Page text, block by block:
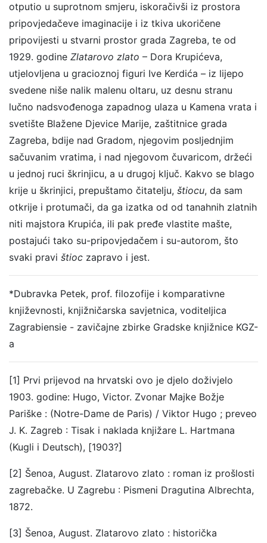
otputio u suprotnom smjeru, iskoračivši iz prostora
pripovjedačeve imaginacije i iz tkiva ukoričene
pripovijesti u stvarni prostor grada Zagreba, te od
1929. godine Zlatarovo zlato – Dora Krupićeva,
utjelovljena u gracioznoj figuri Ive Kerdića – iz lijepo
svedene niše nalik malenu oltaru, uz desnu stranu
lučno nadsvođenoga zapadnog ulaza u Kamena vrata i
svetište Blažene Djevice Marije, zaštitnice grada
Zagreba, bdije nad Gradom, njegovim posljednjim
sačuvanim vratima, i nad njegovom čuvaricom, držeći
u jednoj ruci škrinjicu, a u drugoj ključ. Kakvo se blago
krije u škrinjici, prepuštamo čitatelju, štiocu, da sam
otkrije i protumači, da ga izatka od od tanahnih zlatnih
niti majstora Krupića, ili pak pređe vlastite mašte,
postajući tako su-pripovjedačem i su-autorom, što
svaki pravi štioc zapravo i jest.
*Dubravka Petek, prof. filozofije i komparativne
književnosti, knjižničarska savjetnica, voditeljica
Zagrabiensie - zavičajne zbirke Gradske knjižnice KGZ-
a
[1] Prvi prijevod na hrvatski ovo je djelo doživjelo
1903. godine: Hugo, Victor. Zvonar Majke Božje
Pariške : (Notre-Dame de Paris) / Viktor Hugo ; preveo
J. K. Zagreb : Tisak i naklada knjižare L. Hartmana
(Kugli i Deutsch), [1903?]
[2] Šenoa, August. Zlatarovo zlato : roman iz prošlosti
zagrebačke. U Zagrebu : Pismeni Dragutina Albrechta,
1872.
[3] Šenoa, August. Zlatarovo zlato : historička